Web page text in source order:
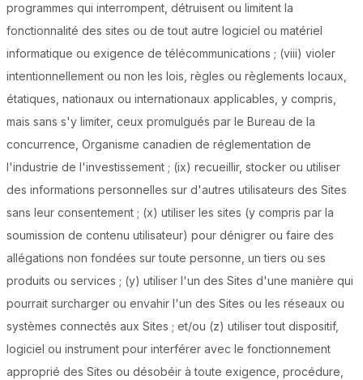
programmes qui interrompent, détruisent ou limitent la
fonctionnalité des sites ou de tout autre logiciel ou matériel
informatique ou exigence de télécommunications ; (viii) violer
intentionnellement ou non les lois, règles ou règlements locaux,
étatiques, nationaux ou internationaux applicables, y compris,
mais sans s'y limiter, ceux promulgués par le Bureau de la
concurrence, Organisme canadien de réglementation de
l'industrie de l'investissement ; (ix) recueillir, stocker ou utiliser
des informations personnelles sur d'autres utilisateurs des Sites
sans leur consentement ; (x) utiliser les sites (y compris par la
soumission de contenu utilisateur) pour dénigrer ou faire des
allégations non fondées sur toute personne, un tiers ou ses
produits ou services ; (y) utiliser l'un des Sites d'une manière qui
pourrait surcharger ou envahir l'un des Sites ou les réseaux ou
systèmes connectés aux Sites ; et/ou (z) utiliser tout dispositif,
logiciel ou instrument pour interférer avec le fonctionnement
approprié des Sites ou désobéir à toute exigence, procédure,